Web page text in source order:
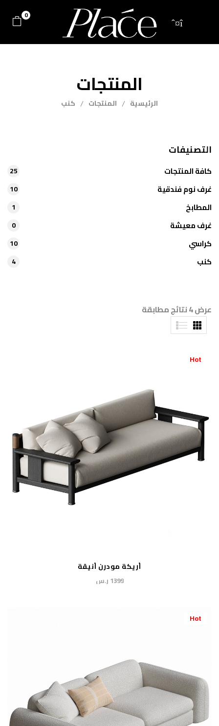
0
المنتجات
الرئيسية المنتجات كنب
التصنيفات
كافة المنتجات 25
غرف نوم فندقية 10
المطابخ 1
غرف معيشة 0
كراسي 10
كنب 4
عرض 4 نتائج مطابقة
Hot
أريكة مودرن أنيقة
1399 ر.س
Hot